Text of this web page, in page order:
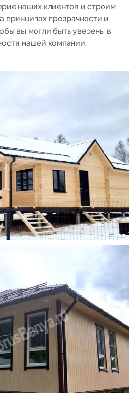
58
59
наших клиентов и строим
принципах прозрачности и
вы могли быть уверены в
нашей компании.